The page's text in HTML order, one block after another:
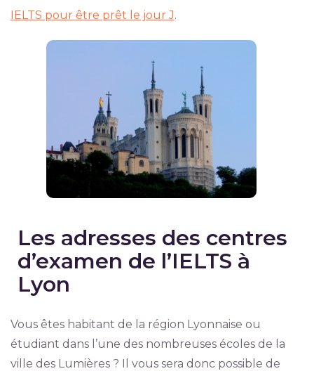
IELTS pour être prêt le jour J.
Les adresses des centres
d’examen de l’IELTS à
Lyon
Vous êtes habitant de la région Lyonnaise ou
étudiant dans l’une des nombreuses écoles de la
ville des Lumières ? Il vous sera donc possible de